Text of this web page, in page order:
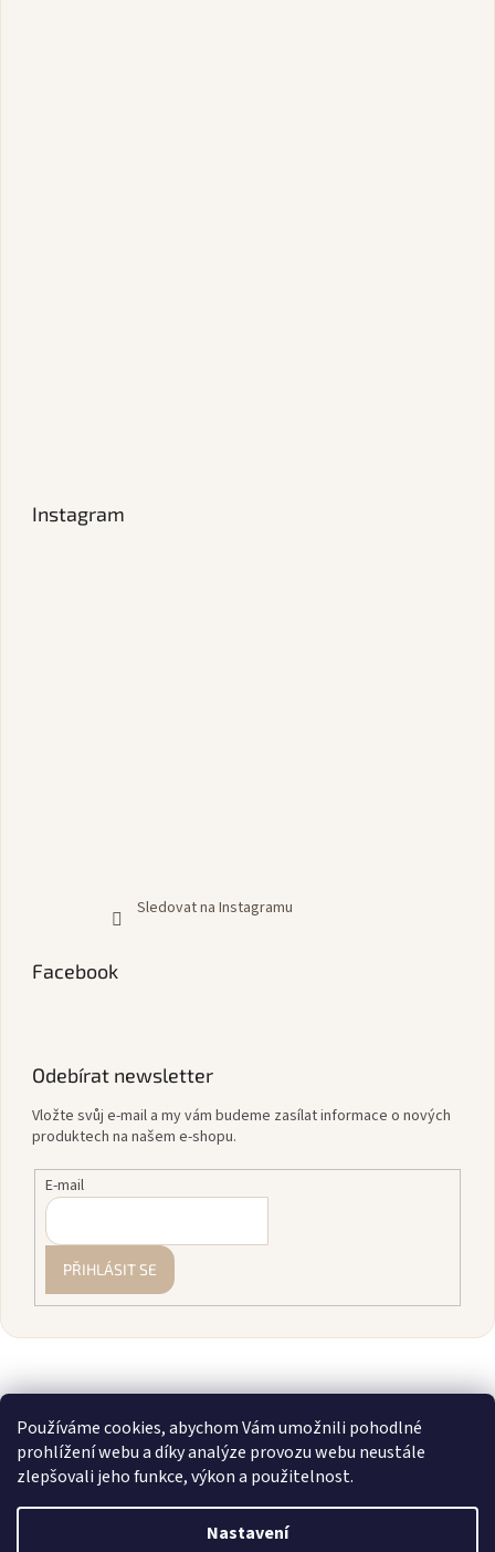
Používáme cookies, abychom Vám umožnili pohodlné
prohlížení webu a díky analýze provozu webu neustále
zlepšovali jeho funkce, výkon a použitelnost.
Nastavení
Instagram
Sledovat na Instagramu
Facebook
Odebírat newsletter
Vložte svůj e-mail a my vám budeme zasílat informace o nových
produktech na našem e-shopu.
E-mail
PŘIHLÁSIT SE
Vytvořil Shoptet